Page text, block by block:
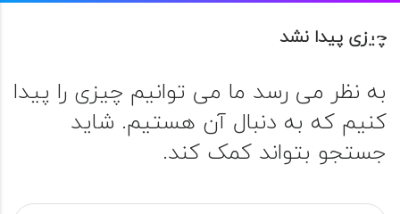
چیزی پیدا نشد
به نظر می رسد ما می توانیم چیزی را پیدا
کنیم که به دنبال آن هستیم. شاید
جستجو بتواند کمک کند.